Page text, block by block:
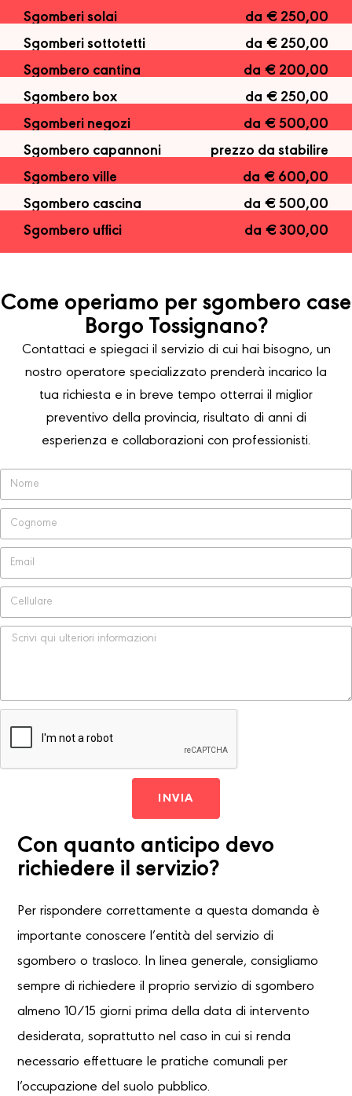
Sgomberi solai
da € 250,00
Sgomberi sottotetti
da € 250,00
Sgombero cantina
da € 200,00
Sgombero box
da € 250,00
Sgomberi negozi
da € 500,00
Sgombero capannoni
prezzo da stabilire
Sgombero ville
da € 600,00
Sgombero cascina
da € 500,00
Sgombero uffici
da € 300,00
Come operiamo per sgombero case
Borgo Tossignano?
Contattaci e spiegaci il servizio di cui hai bisogno, un
nostro operatore specializzato prenderà incarico la
tua richiesta e in breve tempo otterrai il miglior
preventivo della provincia, risultato di anni di
esperienza e collaborazioni con professionisti.
INVIA
Con quanto anticipo devo
richiedere il servizio?
Per rispondere correttamente a questa domanda è
importante conoscere l’entità del servizio di
sgombero o trasloco. In linea generale, consigliamo
sempre di richiedere il proprio servizio di sgombero
almeno 10/15 giorni prima della data di intervento
desiderata, soprattutto nel caso in cui si renda
necessario effettuare le pratiche comunali per
l’occupazione del suolo pubblico.